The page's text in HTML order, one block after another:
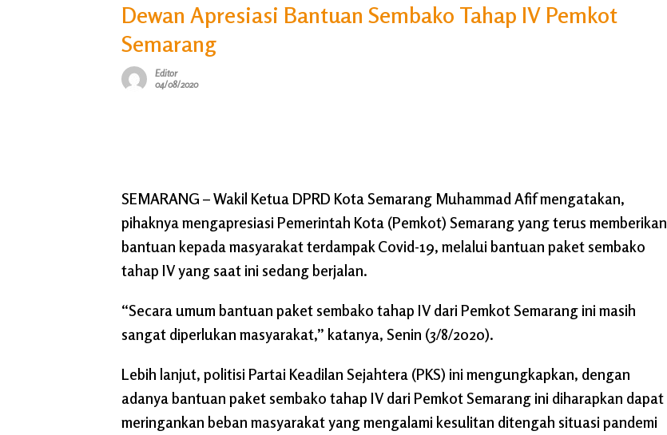
Dewan Apresiasi Bantuan Sembako Tahap IV Pemkot
Semarang
Editor
04/08/2020
SEMARANG – Wakil Ketua DPRD Kota Semarang Muhammad Afif mengatakan,
pihaknya mengapresiasi Pemerintah Kota (Pemkot) Semarang yang terus memberikan
bantuan kepada masyarakat terdampak Covid-19, melalui bantuan paket sembako
tahap IV yang saat ini sedang berjalan.
“Secara umum bantuan paket sembako tahap IV dari Pemkot Semarang ini masih
sangat diperlukan masyarakat,” katanya, Senin (3/8/2020).
Lebih lanjut, politisi Partai Keadilan Sejahtera (PKS) ini mengungkapkan, dengan
adanya bantuan paket sembako tahap IV dari Pemkot Semarang ini diharapkan dapat
meringankan beban masyarakat yang mengalami kesulitan ditengah situasi pandemi